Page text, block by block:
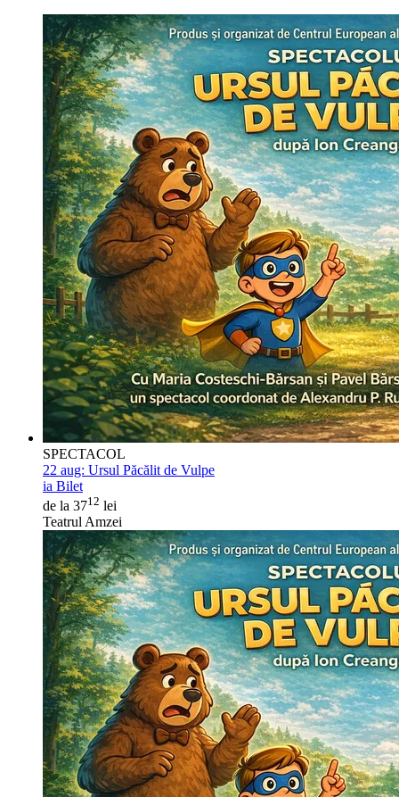
SPECTACOL
22 aug: Ursul Păcălit de Vulpe
ia Bilet
de la 3712 lei
Teatrul Amzei